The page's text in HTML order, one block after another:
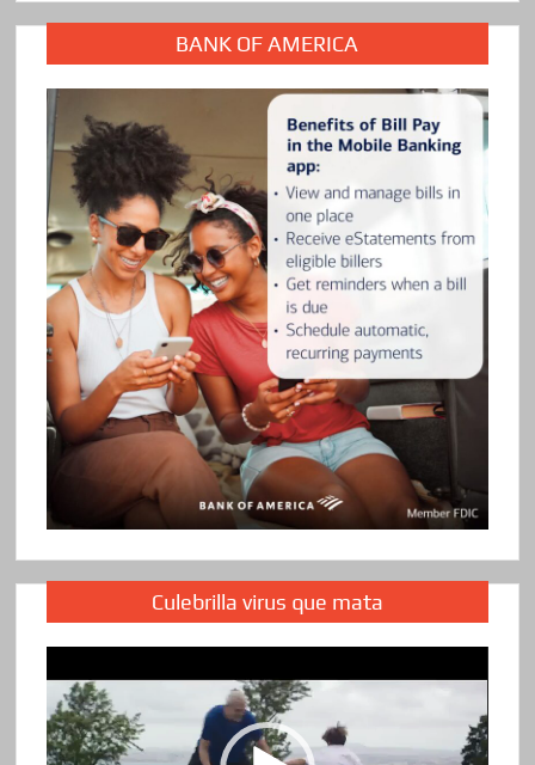
BANK OF AMERICA
Culebrilla virus que mata
de
vídeo